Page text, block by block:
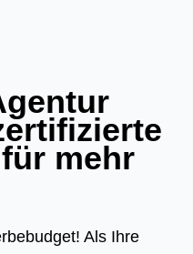
mehr
Als Ihre